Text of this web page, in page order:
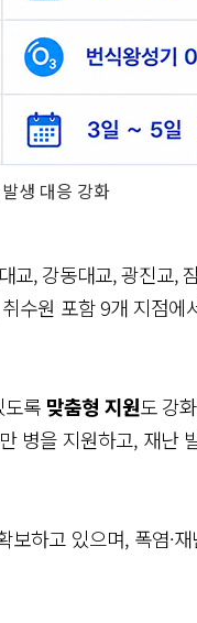
생 대응 강화
교, 강동대교, 광진교,
수원 포함 9개 지점에
록 맞춤형 지원도 강
병을 지원하고, 재난
하고 있으며, 폭염·